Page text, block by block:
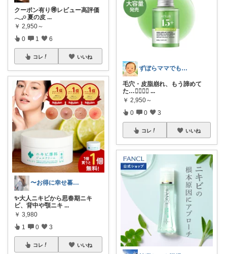
クーポン有り🉐レビュー高評価
𓂃𓈒𓏸 夏の皮 ...
￥ 2,950～
0 1 6
コレ いいね
〜お得に幸せ暮らし〜
✨大人ニキビから思春期ニキ
ビ、背中や顎ニキ ...
￥ 3,980
1 0 3
コレ いいね
ずぼらママでもかわいくご機嫌ROOM
毛穴・皮脂崩れ、もう諦めて
た…😮‍💨😮‍💨 ...
￥ 2,950～
0 0 3
コレ いいね